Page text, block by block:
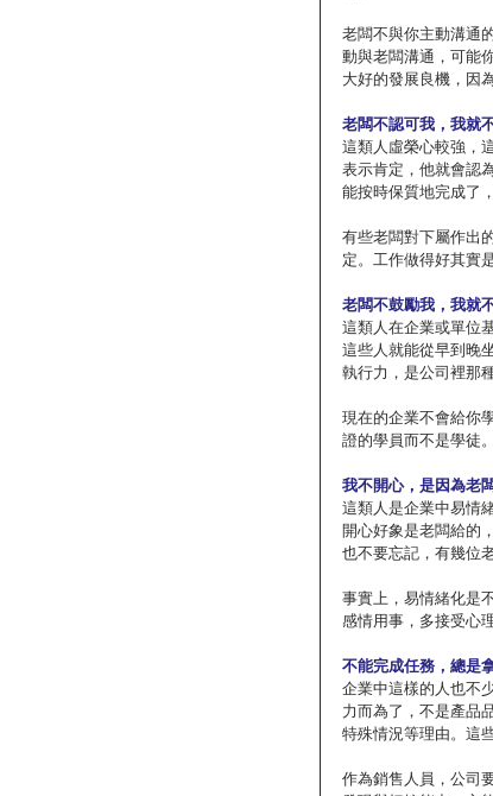
老闆不與你主動溝通
動與老闆溝通，可能
大好的發展良機，因
老闆不認可我，我就
這類人虛榮心較強，
表示肯定，他就會認
能按時保質地完成了
有些老闆對下屬作出
定。工作做得好其實
老闆不鼓勵我，我就
這類人在企業或單位
這些人就能從早到晚
執行力，是公司裡那
現在的企業不會給你
證的學員而不是學徒。
我不開心，是因為老
這類人是企業中易情
開心好象是老闆給的
也不要忘記，有幾位
事實上，易情緒化是
感情用事，多接受心
不能完成任務，總是
企業中這樣的人也不
力而為了，不是產品
特殊情況等理由。這
作為銷售人員，公司